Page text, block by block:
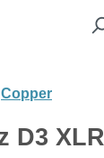
Copper
D3 XLR